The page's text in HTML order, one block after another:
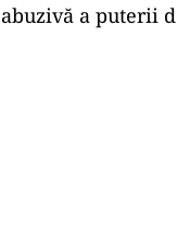
abuzivă a puterii